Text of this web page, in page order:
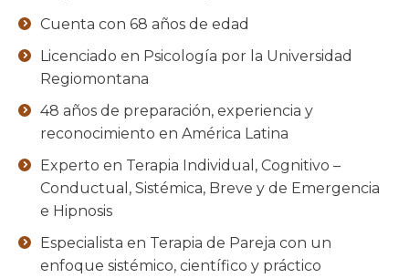
Cuenta con 68 años de edad
Licenciado en Psicología por la Universidad
Regiomontana
48 años de preparación, experiencia y
reconocimiento en América Latina
Experto en Terapia Individual, Cognitivo –
Conductual, Sistémica, Breve y de Emergencia
e Hipnosis
Especialista en Terapia de Pareja con un
enfoque sistémico, científico y práctico